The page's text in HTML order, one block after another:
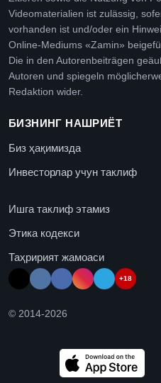
Videomaterialien ist zulässig,
vorhanden ist und/oder ein
Online-Mediums «Zamin»
Die in den Autorenbeiträgen
Autoren und spiegeln
Redaktion wider.
БИЗНИНГ НАШРИЁТ
Биз ҳақимизда
Инвесторлар учун таклиф
Ишга таклиф этамиз
Этика кодекси
Таҳририят жамоаси
+18
© 2014-2026